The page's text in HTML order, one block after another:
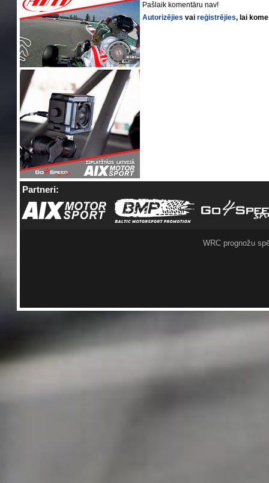
Pašlaik komentāru nav!
Autorizējies vaireģistrējies, lai
Partneri:
WRC prognožu